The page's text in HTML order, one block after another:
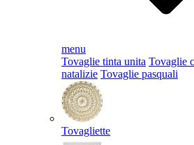
menu
Tovaglie tinta unita Tovaglie
natalizie Tovaglie pasquali
Tovagliette